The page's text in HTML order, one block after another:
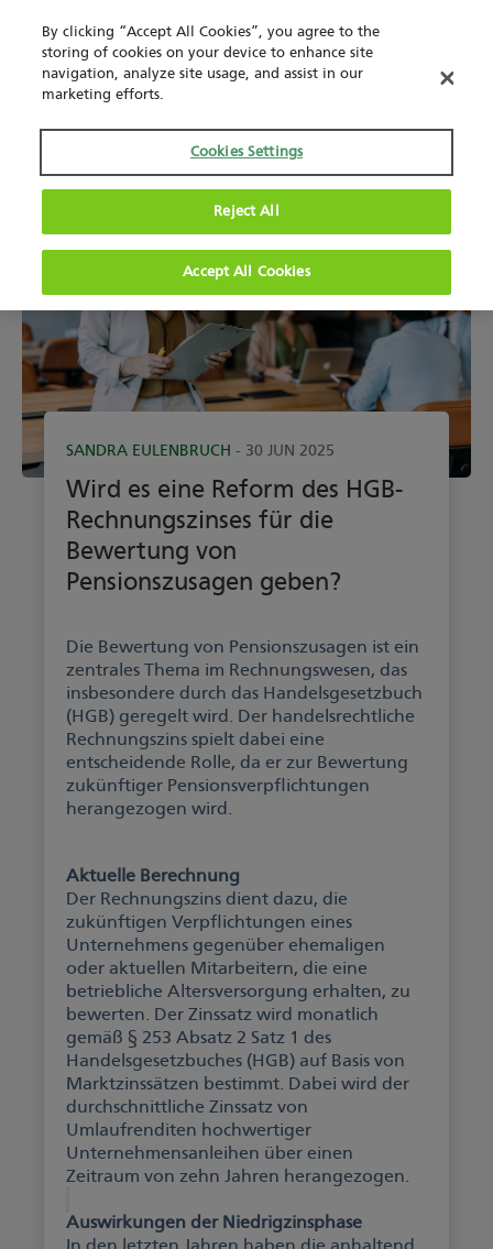
SANDRA EULENBRUCH - 30 JUN 2025
Wird es eine Reform des HGB-
Rechnungszinses für die
Bewertung von
Pensionszusagen geben?
Die Bewertung von Pensionszusagen ist ein
zentrales Thema im Rechnungswesen, das
insbesondere durch das Handelsgesetzbuch
(HGB) geregelt wird. Der handelsrechtliche
Rechnungszins spielt dabei eine
entscheidende Rolle, da er zur Bewertung
zukünftiger Pensionsverpflichtungen
herangezogen wird.
Aktuelle Berechnung
Der Rechnungszins dient dazu, die
zukünftigen Verpflichtungen eines
Unternehmens gegenüber ehemaligen
oder aktuellen Mitarbeitern, die eine
betriebliche Altersversorgung erhalten, zu
bewerten. Der Zinssatz wird monatlich
gemäß § 253 Absatz 2 Satz 1 des
Handelsgesetzbuches (HGB) auf Basis von
Marktzinssätzen bestimmt. Dabei wird der
durchschnittliche Zinssatz von
Umlaufrenditen hochwertiger
Unternehmensanleihen über einen
Zeitraum von zehn Jahren herangezogen.
Auswirkungen der Niedrigzinsphase
By clicking “Accept All Cookies”, you agree to the
storing of cookies on your device to enhance site
navigation, analyze site usage, and assist in our
marketing efforts.
Cookies Settings
Reject All
Accept All Cookies